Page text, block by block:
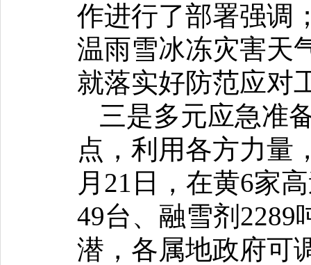
作进行了部署强调
温雨雪冰冻灾害天
就落实好防范应对
三是多元应急准
点，利用各方力量
月21日，在黄6家
49台、融雪剂2289
潜，各属地政府可